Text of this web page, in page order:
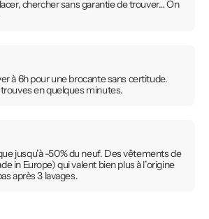
chercher sans garantie de trouver… On
à 6h pour une brocante sans certitude.
en quelques minutes.
jusqu’à -50% du neuf. Des vêtements de
in Europe) qui valent bien plus à l’origine
après 3 lavages.